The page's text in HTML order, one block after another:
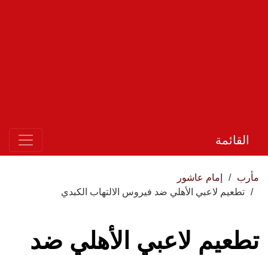
القائمة
مأرب
إمام عاشور
تطعيم لاعبي الأهلي ضد فيروس الالتهاب الكبدي
تطعيم لاعبي الأهلي ضد